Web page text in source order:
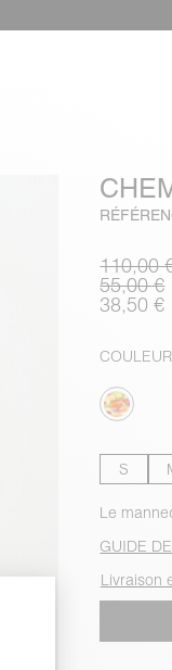
110,00
55,00 €
38,50 €
COULEUR
S
Le
GUIDE
Livraison